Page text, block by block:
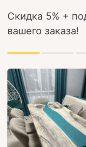
Скидка 5% +
вашего заказа!